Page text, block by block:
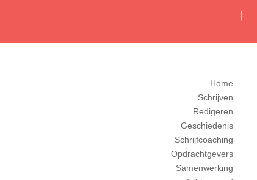
Home
Schrijven
Redigeren
Geschiedenis
Schrijfcoaching
Opdrachtgevers
Samenwerking